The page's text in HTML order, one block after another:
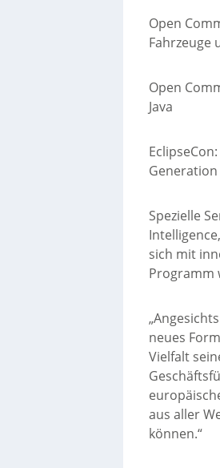
Open
Fahrzeuge
Open
Java
Generation
Spezielle
sich mit
Programm
neues
Vielfalt
aus aller
können.“